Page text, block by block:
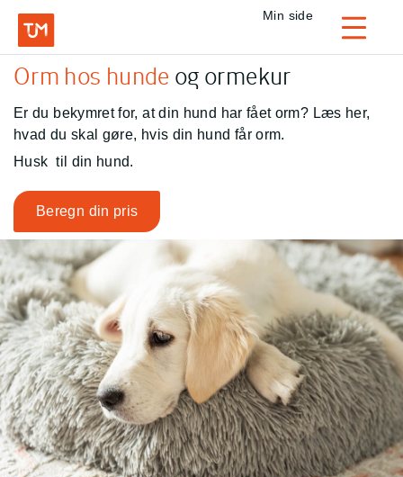
Privat
Login
Min side
TJM Forsikring – Gå til forside
Orm hos hunde og ormekur
Er du bekymret for, at din hund har fået orm? Læs her,
hvad du skal gøre, hvis din hund får orm.
Husk til din hund.
Beregn din pris